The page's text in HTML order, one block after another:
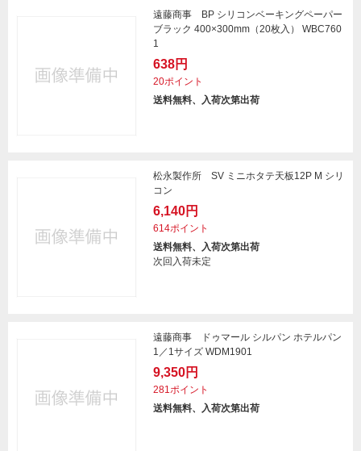
遠藤商事 BP シリコンベーキングペーパー
ブラック 400×300mm（20枚入） WBC760
1
638円
20ポイント
送料無料、入荷次第出荷
松永製作所 SV ミニホタテ天板12P M シリ
コン
6,140円
614ポイント
送料無料、入荷次第出荷
次回入荷未定
遠藤商事 ドゥマール シルパン ホテルパン
1／1サイズ WDM1901
9,350円
281ポイント
送料無料、入荷次第出荷